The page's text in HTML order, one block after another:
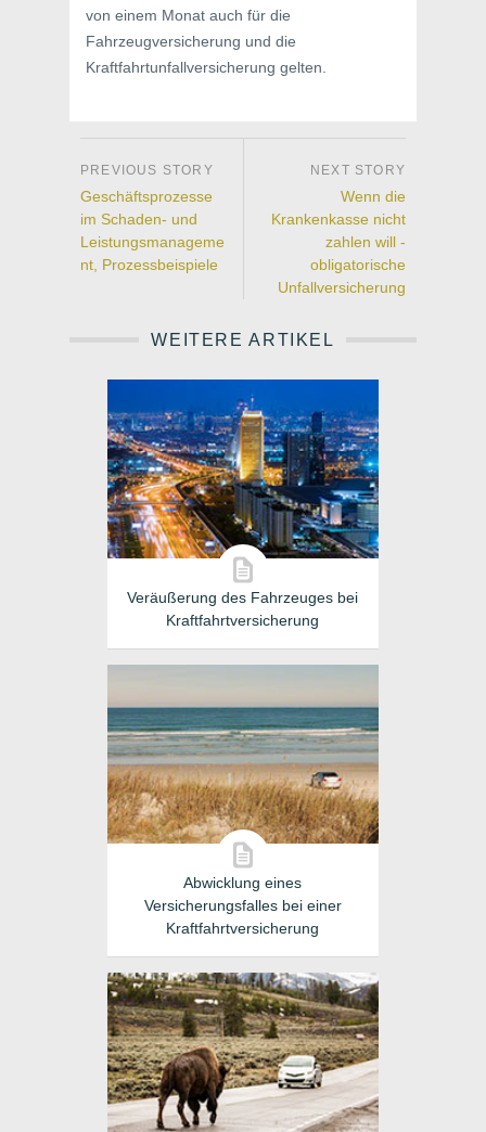
von einem Monat auch für die
Fahrzeugversicherung und die
Kraftfahrtunfallversicherung gelten.
Geschäftsprozesse
im Schaden- und
Leistungsmanageme
nt, Prozessbeispiele
Wenn die
Krankenkasse nicht
zahlen will -
obligatorische
Unfallversicherung
WEITERE ARTIKEL
Veräußerung des Fahrzeuges bei
Kraftfahrtversicherung
Abwicklung eines
Versicherungsfalles bei einer
Kraftfahrtversicherung